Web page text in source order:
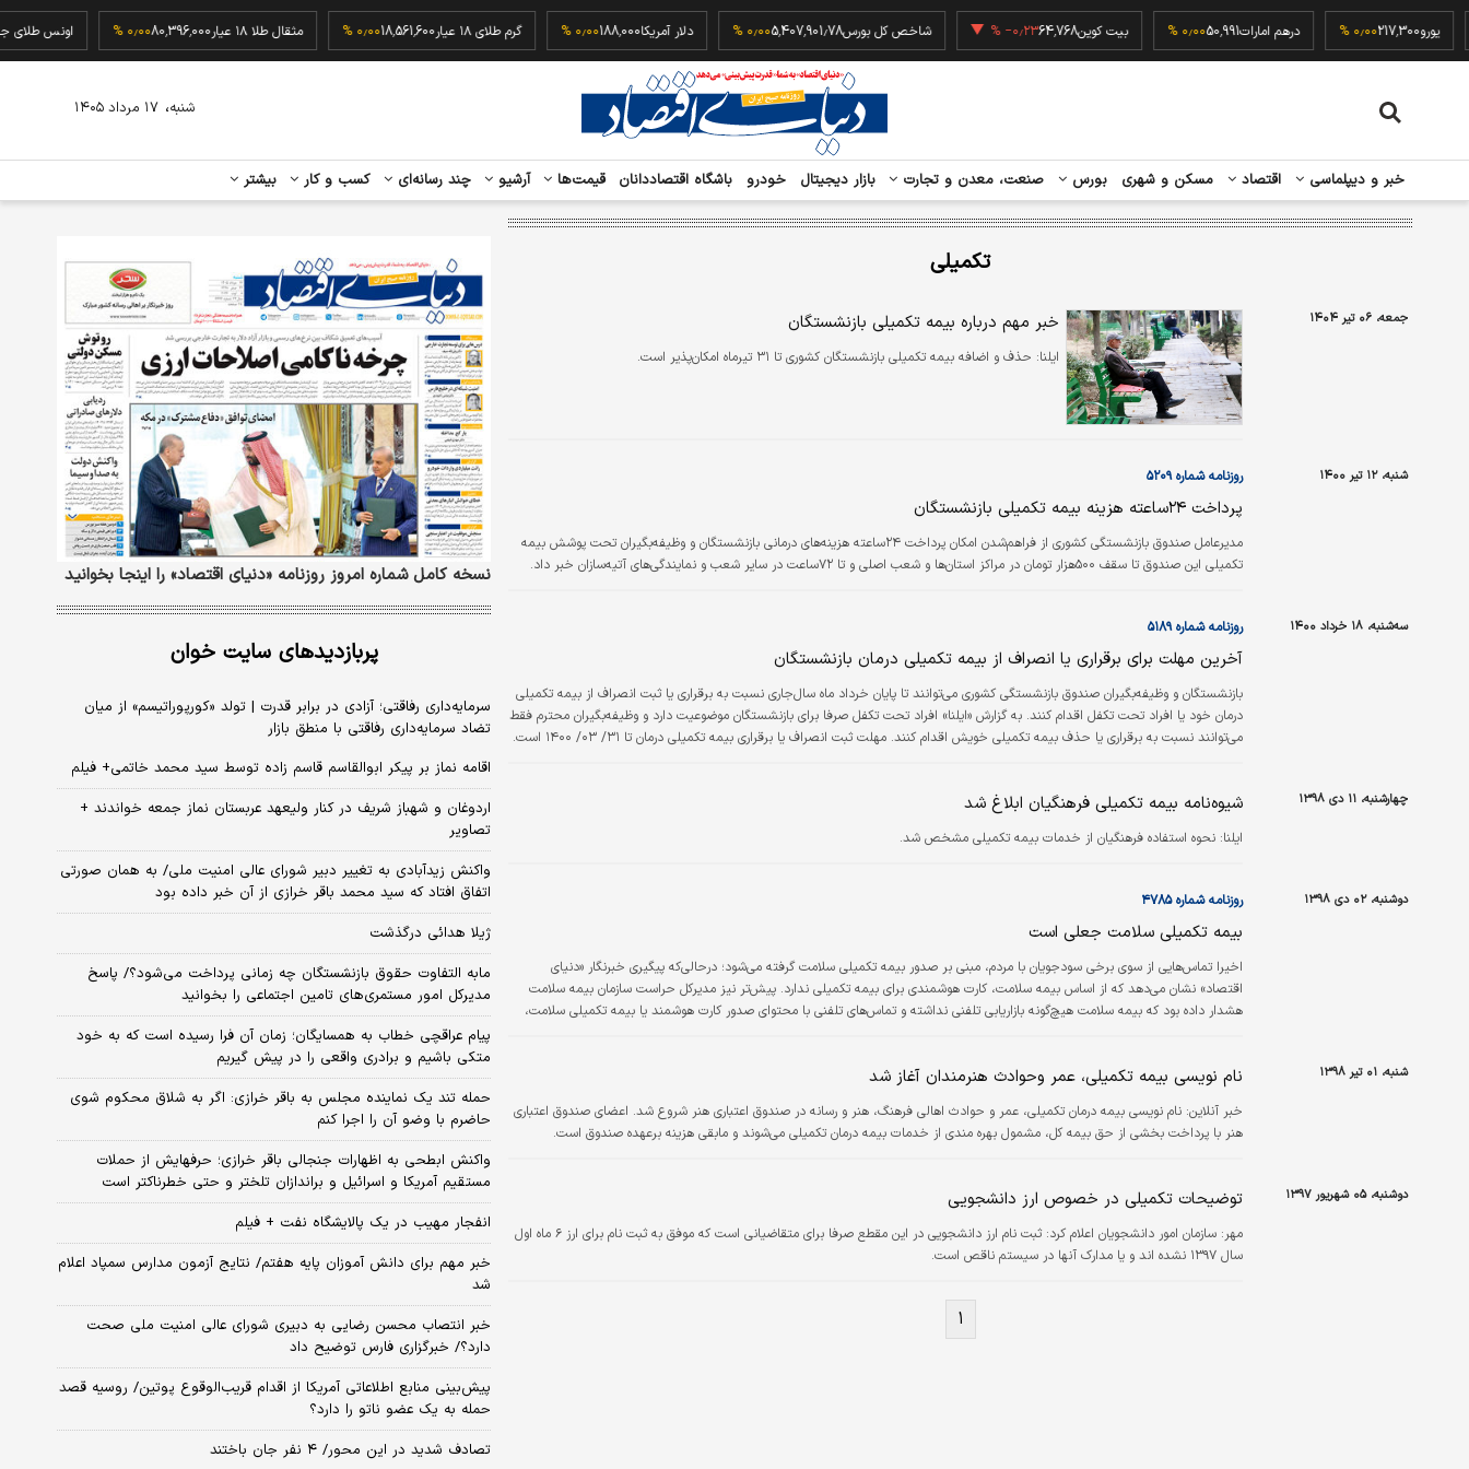
یورو217,300۰٫۰۰ % درهم امارات50,991۰٫۰۰ % بیت کوین64,768‎−۰٫۲۳ % شاخص کل بورس5,407,901.78۰٫۰۰ % دلار آمریکا188,000۰٫۰۰ % گرم طلای ۱۸ عیار 18,561,600۰٫۰۰ % مثقال طلا ۱۸ عیار 80,396,000۰٫۰۰ % اونس
خبر و دیپلماسی اقتصاد مسکن و شهری بورس صنعت، معدن و تجارت بازار دیجیتال خودرو باشگاه اقتصاددانان قیمت‌ها آرشیو چند رسانه‌ای کسب و کار بیشتر
شنبه، ۱۷ مرداد ۱۴۰۵
تکمیلی
جمعه، ۰۶ تیر ۱۴۰۴ خبر مهم درباره بیمه تکمیلی بازنشستگان
ایلنا: ​حذف و اضافه بیمه تکمیلی بازنشستگان کشوری تا ۳۱ تیرماه امکان‌پذیر است.
شنبه، ۱۲ تیر ۱۴۰۰ روزنامه شماره ۵۲۰۹
پرداخت ۲۴ساعته هزینه بیمه تکمیلی بازنشستگان
مدیرعامل صندوق بازنشستگی کشوری از فراهم‌شدن امکان پرداخت ۲۴ساعته هزینه‌های درمانی بازنشستگان و وظیفه‌بگیران تحت پوشش بیمه
تکمیلی این صندوق تا سقف ۵۰۰هزار تومان در مراکز استان‌ها و شعب اصلی و تا ۷۲ساعت در سایر شعب و نمایندگی‌های آتیه‌سازان خبر داد.
سه‌شنبه، ۱۸ خرداد ۱۴۰۰ روزنامه شماره ۵۱۸۹
آخرین مهلت برای برقراری یا انصراف از بیمه تکمیلی درمان بازنشستگان
بازنشستگان و وظیفه‌بگیران صندوق بازنشستگی کشوری می‌توانند تا پایان خرداد ماه سال‌جاری نسبت به برقراری یا ثبت انصراف از بیمه تکمیلی
درمان خود یا افراد تحت تکفل اقدام کنند. به گزارش «ایلنا» افراد تحت تکفل صرفا برای بازنشستگان موضوعیت دارد و وظیفه‌بگیران محترم فقط
می‌توانند نسبت به برقراری یا حذف بیمه تکمیلی خویش اقدام کنند. مهلت ثبت انصراف یا برقراری بیمه تکمیلی درمان تا ۳۱/ ۰۳/ ۱۴۰۰ است.
چهارشنبه، ۱۱ دی ۱۳۹۸ شیوه‌نامه بیمه‌ تکمیلی فرهنگیان ابلاغ شد
ایلنا: نحوه استفاده فرهنگیان از خدمات بیمه تکمیلی مشخص شد.
دوشنبه، ۰۲ دی ۱۳۹۸ روزنامه شماره ۴۷۸۵
بیمه تکمیلی سلامت جعلی است
اخیرا تماس‌هایی از سوی برخی سودجویان با مردم، مبنی بر صدور بیمه تکمیلی سلامت گرفته می‌شود؛ درحالی‌که پیگیری‌ خبرنگار «دنیای
اقتصاد» نشان می‌دهد که از اساس بیمه سلامت، کارت هوشمندی برای بیمه تکمیلی ندارد. پیش‌تر نیز مدیرکل حراست سازمان بیمه سلامت
هشدار داده بود که بیمه سلامت هیچ‌گونه بازاریابی تلفنی نداشته و تماس‌های تلفنی با محتوای صدور کارت هوشمند یا بیمه تکمیلی سلامت،
شنبه، ۰۱ تیر ۱۳۹۸ نام نویسی بیمه تکمیلی، عمر وحوادث هنرمندان آغاز شد
خبر آنلاین: نام نویسی بیمه درمان تکمیلی، عمر و حوادث اهالی فرهنگ، هنر و رسانه در صندوق اعتباری هنر شروع شد. ‌اعضای صندوق اعتباری
هنر با پرداخت بخشی از حق بیمه کل، مشمول بهره مندی از خدمات بیمه درمان تکمیلی می‌شوند و مابقی هزینه برعهده صندوق است.
دوشنبه، ۰۵ شهریور ۱۳۹۷ توضیحات تکمیلی در خصوص ارز دانشجویی
مهر:
سازمان امور دانشجویان اعلام کرد: ثبت نام ارز دانشجویی در این مقطع صرفا برای متقاضیانی است که موفق به ثبت نام برای ارز ۶ ماه اول
سال ۱۳۹۷ نشده اند و یا مدارک آنها در سیستم ناقص است.
۱
نسخه کامل شماره امروز روزنامه «دنیای‌ اقتصاد» را اینجا بخوانید
پربازدیدهای سایت خوان
سرمایه‌داری رفاقتی؛ آزادی در برابر قدرت | تولد «کورپوراتیسم» از میان
تضاد سرمایه‌داری رفاقتی با منطق بازار
اقامه نماز بر پیکر ابوالقاسم قاسم زاده توسط سید محمد خاتمی+ فیلم
اردوغان و شهباز شریف در کنار ولیعهد عربستان نماز جمعه خواندند +
تصاویر
واکنش زیدآبادی به تغییر دبیر شورای عالی امنیت ملی/ به همان صورتی
اتفاق افتاد که سید محمد باقر خرازی از آن خبر داده بود
ژیلا هدائی درگذشت
مابه التفاوت حقوق بازنشستگان چه زمانی پرداخت می‌شود؟/ پاسخ
مدیرکل امور مستمری‌های تامین اجتماعی را بخوانید
پیام عراقچی خطاب به همسایگان؛ زمان آن فرا رسیده است که به خود
متکی باشیم و برادری واقعی را در پیش گیریم
حمله تند یک نماینده مجلس به باقر خرازی: اگر به شلاق محکوم شوی
حاضرم با وضو آن را اجرا کنم
واکنش ابطحی به اظهارات جنجالی باقر خرازی؛ حرفهایش از حملات
مستقیم آمریکا و اسرائیل و براندازان تلختر و حتی خطرناکتر است
انفجار مهیب در یک پالایشگاه نفت + فیلم
خبر مهم برای دانش آموزان پایه هفتم/ نتایج آزمون مدارس سمپاد اعلام
شد
خبر انتصاب محسن رضایی به دبیری شورای عالی امنیت ملی صحت
دارد؟/ خبرگزاری فارس توضیح داد
پیش‌بینی منابع اطلاعاتی آمریکا از اقدام قریب‌الوقوع پوتین/ روسیه قصد
حمله به یک عضو ناتو را دارد؟
تصادف شدید در این محور/ ۴ نفر جان باختند